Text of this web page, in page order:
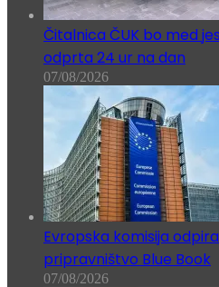
Čitalnica ČUK bo med
odprta 24 ur na dan
07/08/2026
Evropska komisija
pripravništvo Blue Book
07/08/2026